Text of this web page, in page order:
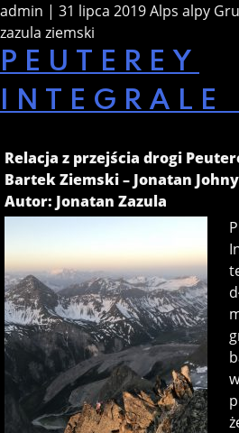
admin | 31 lipca 2019Alps alpy
zazula ziemski
PEUTEREY
INTEGRALE
Relacja z przejścia drogi
Bartek Ziemski – Jonatan
Autor: Jonatan Zazula